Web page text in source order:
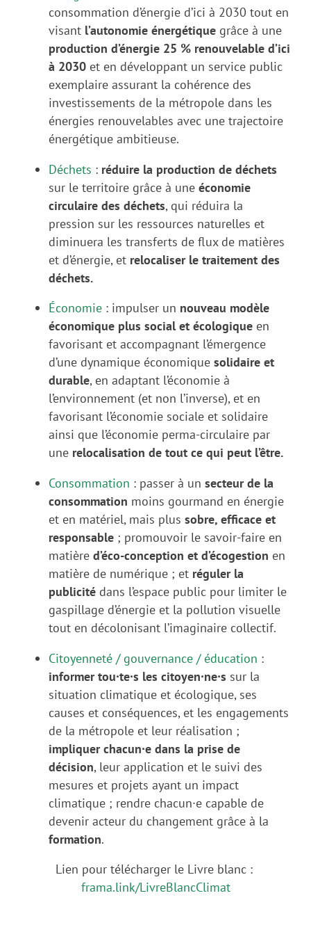
consommation d’énergie d’ici à 2030 tout en
visant l’autonomie énergétique grâce à une
production d’énergie 25 % renouvelable d’ici
à 2030 et en développant un service public
exemplaire assurant la cohérence des
investissements de la métropole dans les
énergies renouvelables avec une trajectoire
énergétique ambitieuse.
Déchets : réduire la production de déchets
sur le territoire grâce à une économie
circulaire des déchets, qui réduira la
pression sur les ressources naturelles et
diminuera les transferts de flux de matières
et d’énergie, et relocaliser le traitement des
déchets.
Économie : impulser un nouveau modèle
économique plus social et écologique en
favorisant et accompagnant l’émergence
d’une dynamique économique solidaire et
durable, en adaptant l’économie à
l’environnement (et non l’inverse), et en
favorisant l’économie sociale et solidaire
ainsi que l’économie perma-circulaire par
une relocalisation de tout ce qui peut l’être.
Consommation : passer à un secteur de la
consommation moins gourmand en énergie
et en matériel, mais plus sobre, efficace et
responsable ; promouvoir le savoir-faire en
matière d’éco-conception et d’écogestion en
matière de numérique ; et réguler la
publicité dans l’espace public pour limiter le
gaspillage d’énergie et la pollution visuelle
tout en décolonisant l’imaginaire collectif.
Citoyenneté / gouvernance / éducation :
informer tou∙te∙s les citoyen∙ne∙s sur la
situation climatique et écologique, ses
causes et conséquences, et les engagements
de la métropole et leur réalisation ;
impliquer chacun∙e dans la prise de
décision, leur application et le suivi des
mesures et projets ayant un impact
climatique ; rendre chacun∙e capable de
devenir acteur du changement grâce à la
formation.
Lien pour télécharger le Livre blanc :
frama.link/LivreBlancClimat